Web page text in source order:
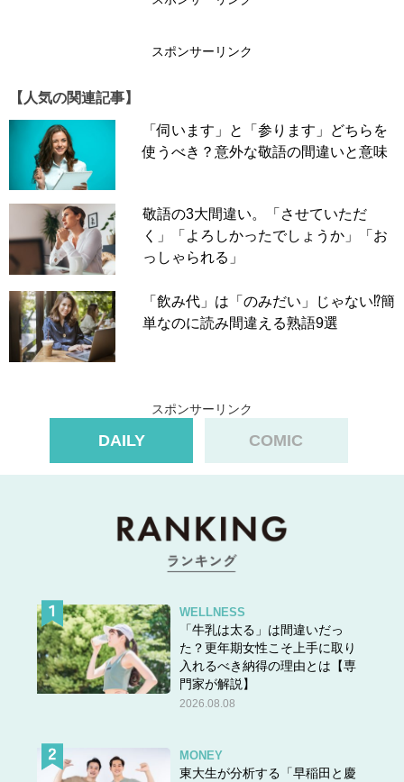
スポンサーリンク
【人気の関連記事】
「伺います」と「参ります」どちらを
使うべき？意外な敬語の間違いと意味
敬語の3大間違い。「させていただ
く」「よろしかったでしょうか」「お
っしゃられる」
「飲み代」は「のみだい」じゃない⁉簡
単なのに読み間違える熟語9選
スポンサーリンク
DAILY COMIC
WELLNESS
「牛乳は太る」は間違いだっ
た？更年期女性こそ上手に取り
入れるべき納得の理由とは【専
門家が解説】
2026.08.08
MONEY
東大生が分析する「早稲田と慶